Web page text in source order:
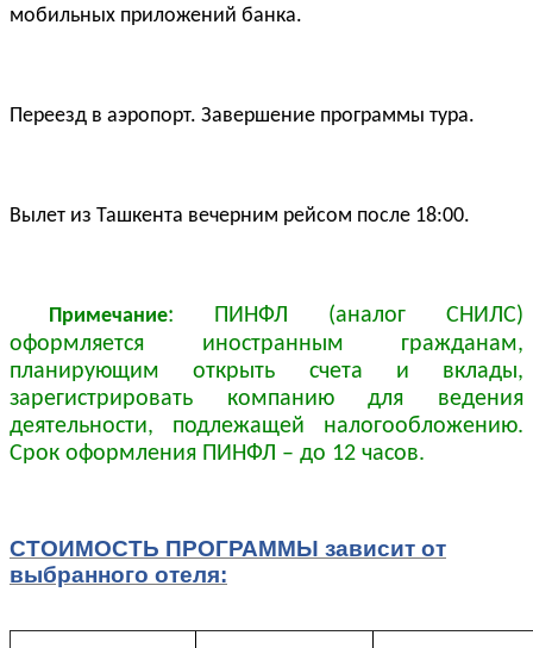
мобильных приложений банка.
Переезд в аэропорт. Завершение программы тура.
Вылет из Ташкента вечерним рейсом после 18:00.
Примечание: ПИНФЛ (аналог СНИЛС)
оформляется иностранным гражданам,
планирующим открыть счета и вклады,
зарегистрировать компанию для ведения
деятельности, подлежащей налогообложению.
Срок оформления ПИНФЛ – до 12 часов.
СТОИМОСТЬ ПРОГРАММЫ зависит от
выбранного отеля: